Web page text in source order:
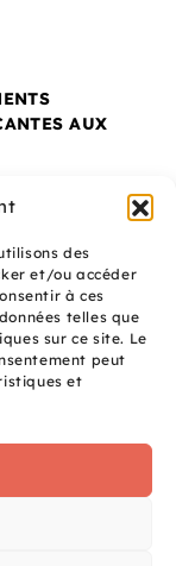
des
et/ou accéder
à ces
telles que
sur ce site. Le
peut
et
AUX